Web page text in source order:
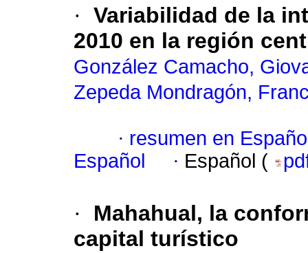
· Variabilidad de la
2010 en la región
González Camacho,
Zepeda Mondragón,
· resumen en
Español
· Español (
·
Mahahual, la
capital turístico